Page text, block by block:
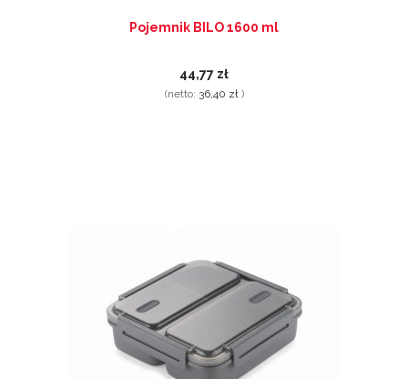
Pojemnik BILO 1600 ml
44,77 zł
(netto: 36,40 zł)